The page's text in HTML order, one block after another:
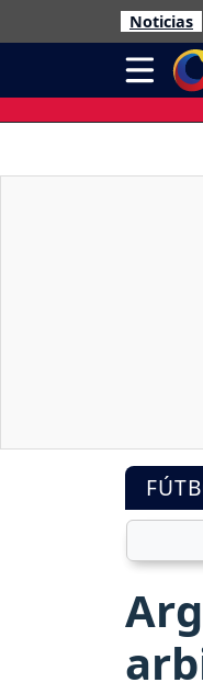
Noticias